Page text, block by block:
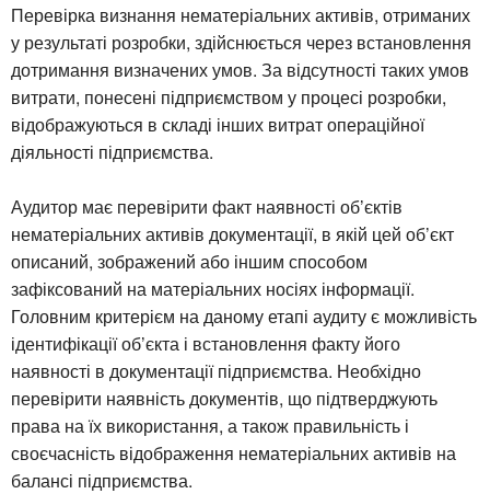
Перевірка визнання нематеріальних активів, отриманих
у результаті розробки, здійснюється через встановлення
дотримання визначених умов. За відсутності таких умов
витрати, понесені підприємством у процесі розробки,
відображуються в складі інших витрат операційної
діяльності підприємства.
Аудитор має перевірити факт наявності об’єктів
нематеріальних активів документації, в якій цей об’єкт
описаний, зображений або іншим способом
зафіксований на матеріальних носіях інформації.
Головним критерієм на даному етапі аудиту є можливість
ідентифікації об’єкта і встановлення факту його
наявності в документації підприємства. Необхідно
перевірити наявність документів, що підтверджують
права на їх використання, а також правильність і
своєчасність відображення нематеріальних активів на
балансі підприємства.